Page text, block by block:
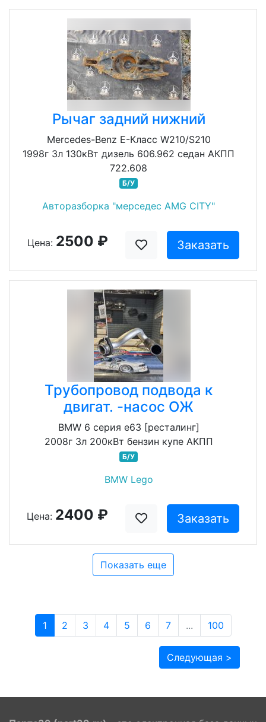
Рычаг задний нижний
Mercedes-Benz E-Класс W210/S210
1998г 3л 130кВт дизель 606.962 седан АКПП
722.608
Б/У
Авторазборка "мерседес AMG CITY"
Цена: 2500 ₽ Заказать
Трубопровод подвода к
двигат. -насос ОЖ
BMW 6 серия e63 [ресталинг]
2008г 3л 200кВт бензин купе АКПП
Б/У
BMW Lego
Цена: 2400 ₽ Заказать
Показать еще
1 2 3 4 5 6 7 ... 100
Следующая >